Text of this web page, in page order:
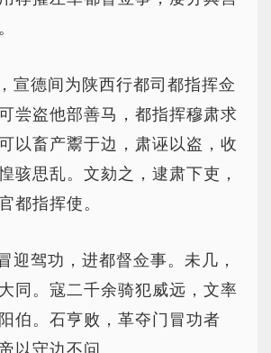
宣德间为陕西行都司都指挥佥
尝盗他部善马，都指挥穆肃求
以畜产鬻于边，肃诬以盗，收
骇思乱。文劾之，逮肃下吏，
都指挥使。
迎驾功，进都督佥事。未几，
同。寇二千余骑犯威远，文率
伯。石亨败，革夺门冒功者
以守边不问。